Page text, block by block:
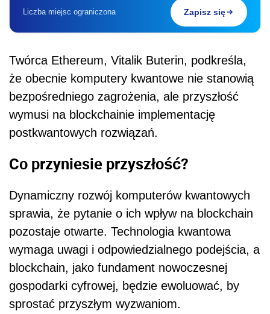
Liczba miejsc ograniczona Zapisz się
Twórca Ethereum, Vitalik Buterin, podkreśla,
że obecnie komputery kwantowe nie stanowią
bezpośredniego zagrożenia, ale przyszłość
wymusi na blockchainie implementację
postkwantowych rozwiązań.
Co przyniesie przyszłość?
Dynamiczny rozwój komputerów kwantowych
sprawia, że pytanie o ich wpływ na blockchain
pozostaje otwarte. Technologia kwantowa
wymaga uwagi i odpowiedzialnego podejścia, a
blockchain, jako fundament nowoczesnej
gospodarki cyfrowej, będzie ewoluować, by
sprostać przyszłym wyzwaniom.